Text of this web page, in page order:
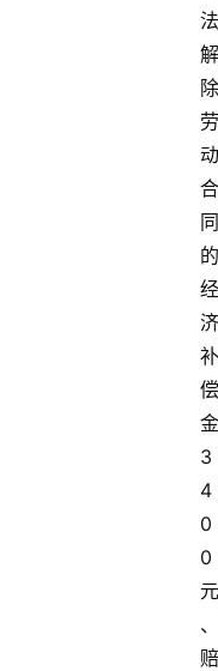
法
解
除
劳
动
合
同
的
经
济
补
偿
金
3
4
0
0
元
、
赔